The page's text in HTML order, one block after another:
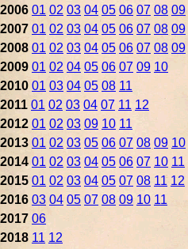
2006 01 02 03 04 05 06 07 08 09
2007 01 02 03 04 05 06 07 08 09
2008 01 02 03 04 05 06 07 08 09
2009 01 02 04 05 06 07 09 10
2010 01 03 04 05 08 11
2011 01 02 03 04 07 11 12
2012 01 02 03 09 10 11
2013 01 02 03 05 06 07 08 09 10
2014 01 02 03 04 05 06 07 10 11
2015 01 02 03 04 05 07 08 11 12
2016 03 04 05 07 08 09 10 11
2017 06
2018 11 12